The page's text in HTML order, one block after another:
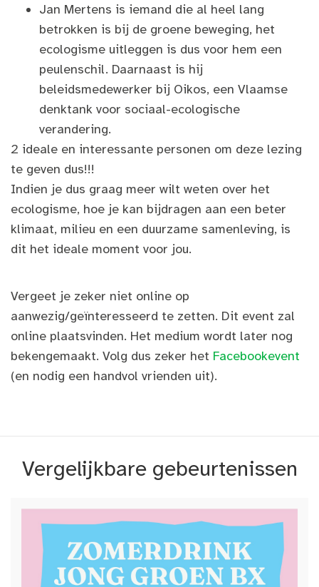
Jan Mertens is iemand die al heel lang
betrokken is bij de groene beweging, het
ecologisme uitleggen is dus voor hem een
peulenschil. Daarnaast is hij
beleidsmedewerker bij Oikos, een Vlaamse
denktank voor sociaal-ecologische
verandering.
2 ideale en interessante personen om deze lezing
te geven dus!!!
Indien je dus graag meer wilt weten over het
ecologisme, hoe je kan bijdragen aan een beter
klimaat, milieu en een duurzame samenleving, is
dit het ideale moment voor jou.
Vergeet je zeker niet online op
aanwezig/geïnteresseerd te zetten. Dit event zal
online plaatsvinden. Het medium wordt later nog
bekengemaakt. Volg dus zeker het Facebookevent
(en nodig een handvol vrienden uit).
Vergelijkbare gebeurtenissen